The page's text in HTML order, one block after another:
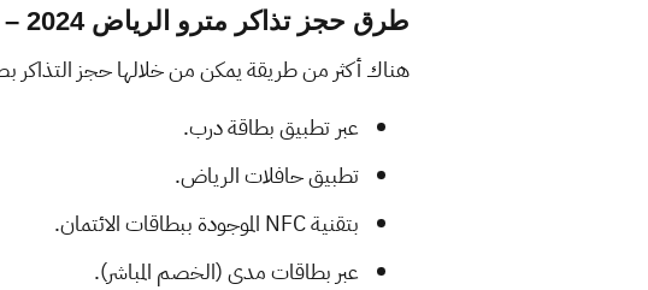
طرق حجز تذاكر مترو الرياض 2024 – 2025
هناك أكثر من طريقة يمكن من خلالها حجز التذاكر
عبر تطبيق بطاقة درب.
تطبيق حافلات الرياض.
بتقنية NFC الموجودة ببطاقات الائتمان.
عبر بطاقات مدى (الخصم المباشر).